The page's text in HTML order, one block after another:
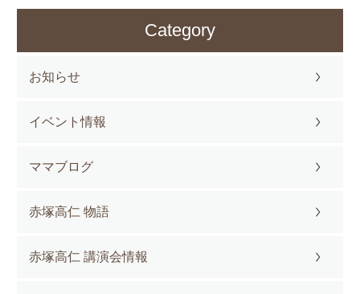
Category
お知らせ
イベント情報
ママブログ
赤塚高仁 物語
赤塚高仁 講演会情報